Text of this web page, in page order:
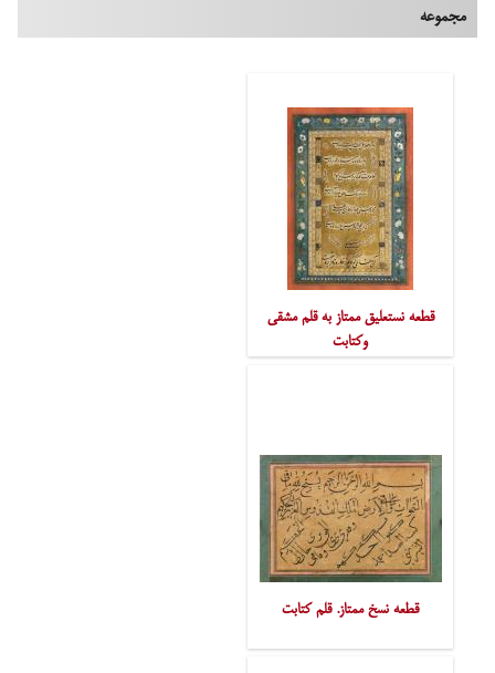
مجموعه
قطعه نستعلیق ممتاز به قلم مشقی
وکتابت
قطعه نسخ ممتاز. قلم کتابت